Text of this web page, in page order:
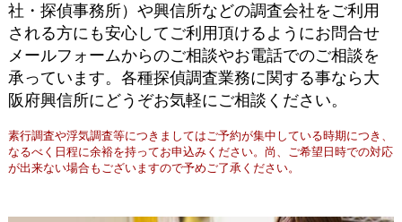
社・探偵事務所）や興信所などの調査会社をご利用
される方にも安心してご利用頂けるようにお問合せ
メールフォームからのご相談やお電話でのご相談を
承っています。各種探偵調査業務に関する事なら大
阪府興信所にどうぞお気軽にご相談ください。
素行調査や浮気調査等につきましてはご予約が集中している時期につき、
なるべく日程に余裕を持ってお申込みください。尚、ご希望日時での対応
が出来ない場合もございますので予めご了承ください。